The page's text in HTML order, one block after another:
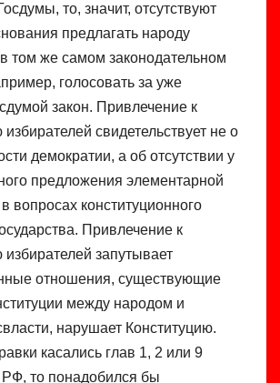
то, значит, отсутствуют
предлагать народу
том же самом законодательном
голосовать за уже
закон. Привлечение к
свидетельствует не о
демократии, а об отсутствии у
предложения элементарной
вопросах конституционного
Привлечение к
избирателей запутывает
отношения, существующие
между народом и
нарушает Конституцию.
касались глав 1, 2 или 9
РФ, то понадобился бы